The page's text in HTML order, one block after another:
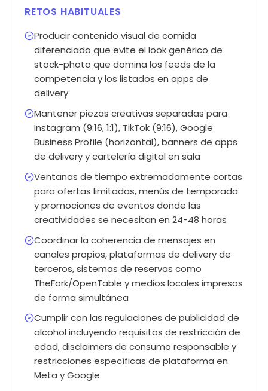
RETOS HABITUALES
Producir contenido visual de comida
diferenciado que evite el look genérico de
stock-photo que domina los feeds de la
competencia y los listados en apps de
delivery
Mantener piezas creativas separadas para
Instagram (9:16, 1:1), TikTok (9:16), Google
Business Profile (horizontal), banners de apps
de delivery y cartelería digital en sala
Ventanas de tiempo extremadamente cortas
para ofertas limitadas, menús de temporada
y promociones de eventos donde las
creatividades se necesitan en 24-48 horas
Coordinar la coherencia de mensajes en
canales propios, plataformas de delivery de
terceros, sistemas de reservas como
TheFork/OpenTable y medios locales impresos
de forma simultánea
Cumplir con las regulaciones de publicidad de
alcohol incluyendo requisitos de restricción de
edad, disclaimers de consumo responsable y
restricciones específicas de plataforma en
Meta y Google